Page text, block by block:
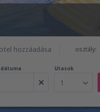
osztály:
hozzáadása
Utasok
1